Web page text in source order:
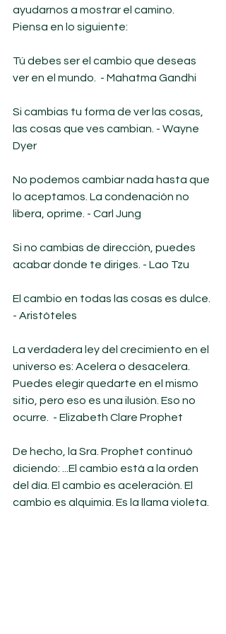
ayudarnos a mostrar el camino.
Piensa en lo siguiente:
Tú debes ser el cambio que deseas
ver en el mundo.  - Mahatma Gandhi
Si cambias tu forma de ver las cosas,
las cosas que ves cambian. - Wayne
Dyer
No podemos cambiar nada hasta que
lo aceptamos. La condenación no
libera, oprime. - Carl Jung
Si no cambias de dirección, puedes
acabar donde te diriges. - Lao Tzu
El cambio en todas las cosas es dulce.
- Aristóteles
La verdadera ley del crecimiento en el
universo es: Acelera o desacelera.
Puedes elegir quedarte en el mismo
sitio, pero eso es una ilusión. Eso no
ocurre.  - Elizabeth Clare Prophet
De hecho, la Sra. Prophet continuó
diciendo: ...El cambio está a la orden
del día. El cambio es aceleración. El
cambio es alquimia. Es la llama violeta.